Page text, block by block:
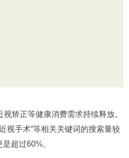
矫正等健康消费需求持续释放。
视手术”等相关关键词的搜索量较
超过60%。